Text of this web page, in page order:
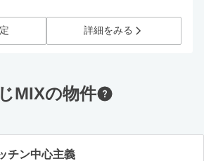
詳細をみる
MIXの物件
チン中心主義